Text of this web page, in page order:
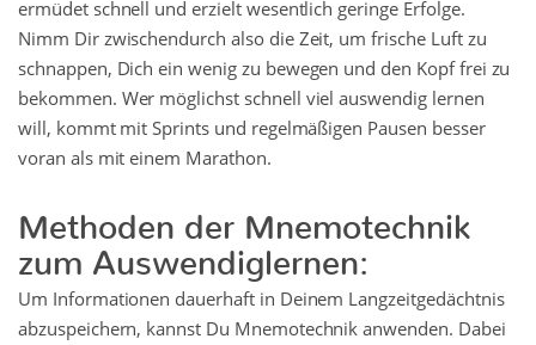
ermüdet schnell und erzielt wesentlich geringe Erfolge.
Nimm Dir zwischendurch also die Zeit, um frische Luft zu
schnappen, Dich ein wenig zu bewegen und den Kopf frei zu
bekommen. Wer möglichst schnell viel auswendig lernen
will, kommt mit Sprints und regelmäßigen Pausen besser
voran als mit einem Marathon.
Methoden der Mnemotechnik
zum Auswendiglernen:
Um Informationen dauerhaft in Deinem Langzeitgedächtnis
abzuspeichern, kannst Du Mnemotechnik anwenden. Dabei